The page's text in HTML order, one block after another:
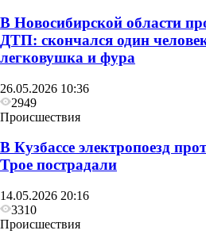
В Новосибирской области
ДТП: скончался один
легковушка и фура
26.05.2026 10:36
2949
Происшествия
В Кузбассе электропоезд
Трое пострадали
14.05.2026 20:16
3310
Происшествия